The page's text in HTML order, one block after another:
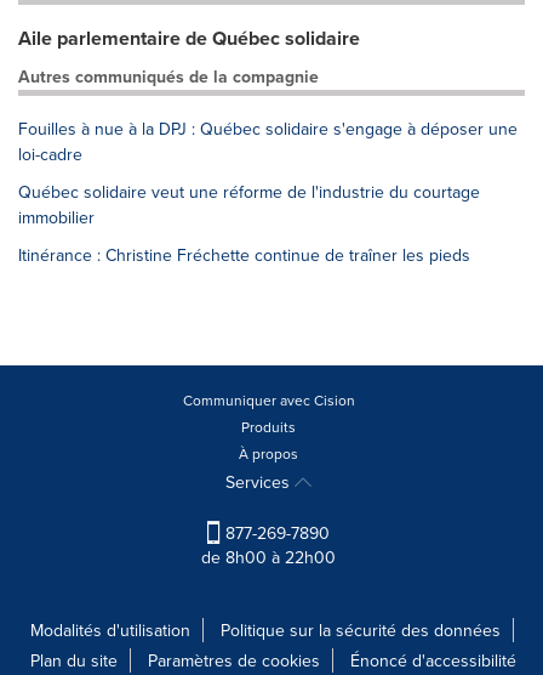
Aile parlementaire de Québec solidaire
Autres communiqués de la compagnie
Fouilles à nue à la DPJ : Québec solidaire s'engage à déposer une
loi-cadre
Québec solidaire veut une réforme de l'industrie du courtage
immobilier
Itinérance : Christine Fréchette continue de traîner les pieds
Communiquer avec Cision
Produits
À propos
Services
877-269-7890
de 8h00 à 22h00
Modalités d'utilisation
Politique sur la sécurité des données
Plan du site
Paramètres de cookies Énoncé d'accessibilité